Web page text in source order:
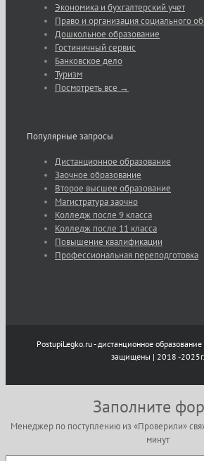
Экономика и бухгалтерский учет
Право и организация социального
Дошкольное образование
Гостиничный сервис
Банковское дело
Туризм
Посмотреть все →
Популярные запросы
Дистанционное образование
Заочное образование
Второе высшее образование
Магистратура заочно
Колледж после 9 класса
Колледж после 11 класса
Повышение квалификации
Профессиональная переподготовка
PostupiLegko.ru - дистанционное
защищены | 2018 -2025г.
Заполните
Менеджер по поступлению из «Проверили»
минут